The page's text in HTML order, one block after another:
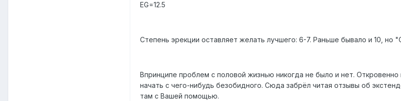
EG=12.5
Степень эрекции оставляет желать лучшего: 6-7. Раньше бывало и 10, но
Впринципе проблем с половой жизнью никогда не было и нет.
начать с чего-нибудь безобидного. Сюда забрёл читая отзывы об
там с Вашей помощью.